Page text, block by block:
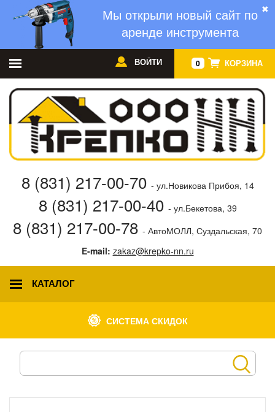
✖
Мы открыли новый сайт по
аренде инструмента
0 КОРЗИНА
ВОЙТИ
8 (831) 217-00-70 - ул.Новикова Прибоя, 14
8 (831) 217-00-40 - ул.Бекетова, 39
8 (831) 217-00-78 - АвтоМОЛЛ, Суздальская, 70
E-mail: zakaz@krepko-nn.ru
КАТАЛОГ
СИСТЕМА СКИДОК